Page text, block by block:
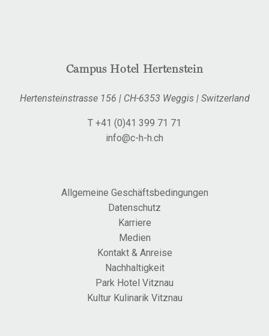
Campus Hotel Hertenstein
Hertensteinstrasse 156 |CH-6353 Weggis |Switzerland
T +41 (0)41 399 71 71
info@c-h-h.ch
Allgemeine Geschäftsbedingungen
Datenschutz
Karriere
Medien
Kontakt & Anreise
Nachhaltigkeit
Park Hotel Vitznau
Kultur Kulinarik Vitznau